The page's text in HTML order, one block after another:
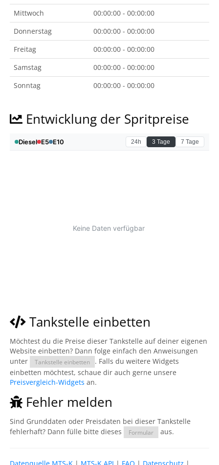
Mittwoch
00:00:00 - 00:00:00
Donnerstag
00:00:00 - 00:00:00
Freitag
00:00:00 - 00:00:00
Samstag
00:00:00 - 00:00:00
Sonntag
00:00:00 - 00:00:00
Entwicklung der Spritpreise
Tankstelle einbetten
Möchtest du die Preise dieser Tankstelle auf deiner eigenen
Website einbetten? Dann folge einfach den Anweisungen
unter
Tankstelle einbetten
. Falls du weitere Widgets
einbetten möchtest, schaue dir auch gerne unsere
Preisvergleich-Widgets an.
Fehler melden
Sind Grunddaten oder Preisdaten bei dieser Tankstelle
fehlerhaft? Dann fülle bitte dieses
Formular aus.